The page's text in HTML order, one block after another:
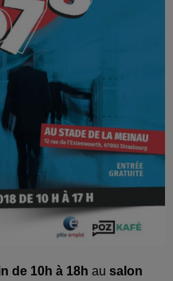
de 10h à 18h au salon